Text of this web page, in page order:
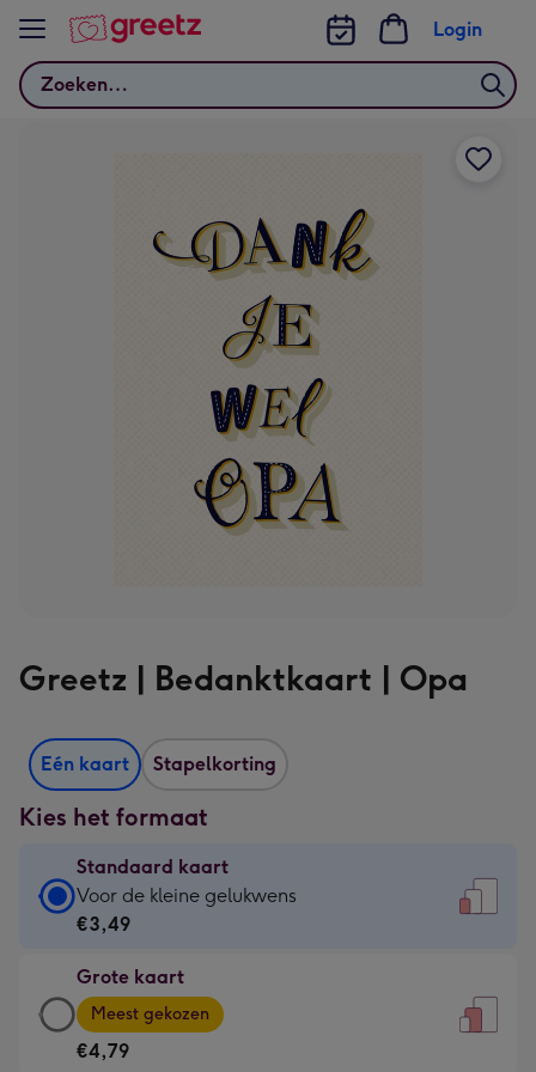
Bekijk meer
Zoeken
Login
Greetz | Bedanktkaart | Opa
Eén kaart Stapelkorting
Kies het formaat
Standaard kaart
Standaard
kaart
€3,49
-
Voor
Voor de kleine gelukwens
€3,49
Grote kaart
Grote
kaart
-
Meest gekozen
€4,79